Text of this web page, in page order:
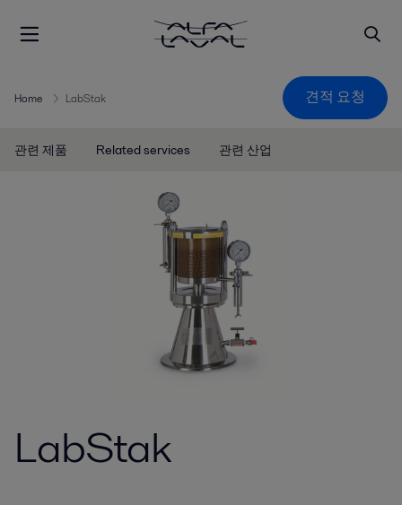
Home LabStak 견적 요청
관련 제품 Related services 관련 산업
LabStak